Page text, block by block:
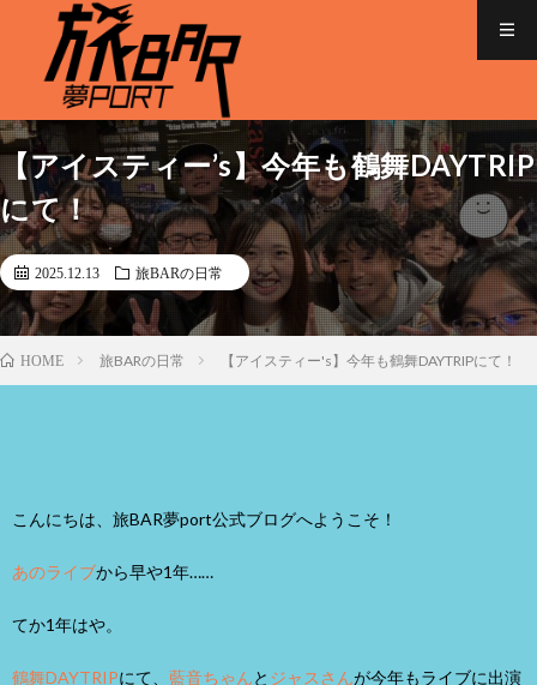
【アイスティー’s】今年も鶴舞DAYTRIP
にて！
2025.12.13 旅BARの日常
HOME 旅BARの日常 【アイスティー's】今年も鶴舞DAYTRIPにて！
こんにちは、旅BAR夢port公式ブログへようこそ！
あのライブから早や1年……
てか1年はや。
鶴舞DAYTRIPにて、 藍音ちゃんと ジャスさんが今年もライブに出演